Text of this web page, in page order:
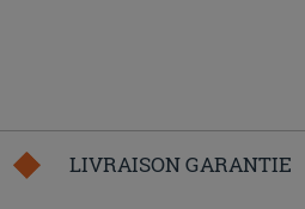
LIVRAISON GARANTIE